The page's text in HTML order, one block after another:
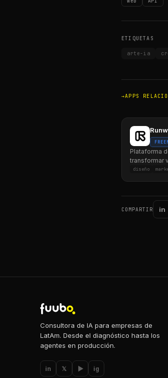
ETIQUETAS
arte-ia
APPS
Plataforma
transformar
diseño
COMPARTIR in
Consultora de IA para empresas de
LatAm. Desde el diagnóstico hasta los
agentes en producción.
in 𝕏 ▶ ig